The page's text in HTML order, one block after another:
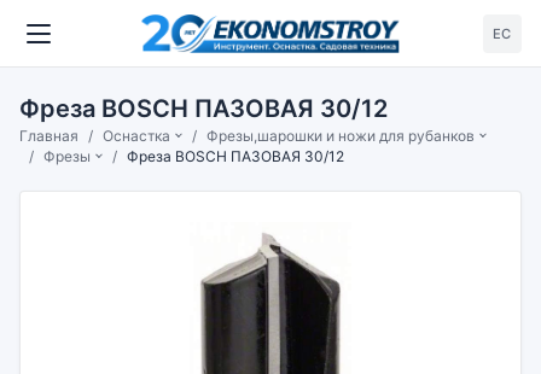
ЕС
Фреза BOSCH ПАЗОВАЯ 30/12
Главная Оснастка
Фрезы,шарошки и ножи для рубанков
Фрезы
Фреза BOSCH ПАЗОВАЯ 30/12